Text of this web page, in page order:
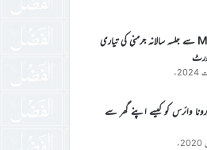
Mendig سے جلسہ سالانہ جرمنی کی تیاری
وائرس کو کیسے اپنے گھر سے